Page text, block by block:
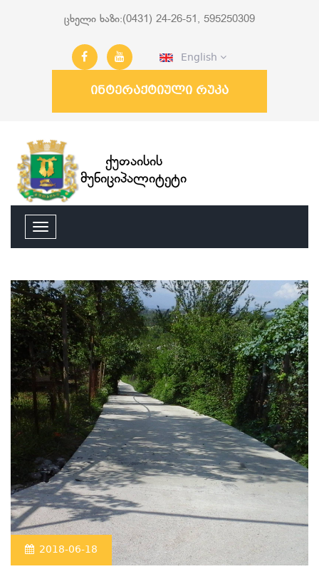
ცხელი ხაზი:(0431) 24-26-51, 595250309
English
ინტერაქტიული რუკა
ქუთაისის
მუნიციპალიტეტი
2018-06-18